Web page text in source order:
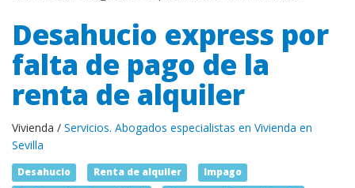
Desahucio express por
falta de pago de la
renta de alquiler
Vivienda / Servicios. Abogados especialistas en Vivienda en
Sevilla
Desahucio Renta de alquiler
Impago